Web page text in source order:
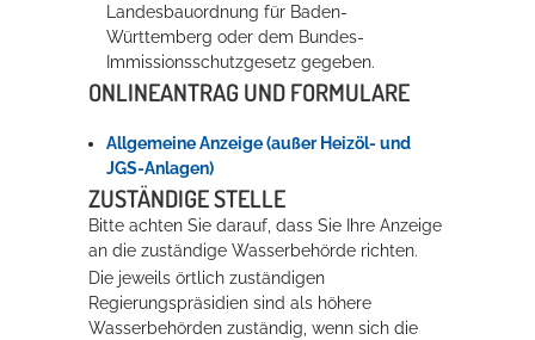
Landesbauordnung für Baden-
Württemberg oder dem Bundes-
Immissionsschutzgesetz gegeben.
ONLINEANTRAG UND FORMULARE
Allgemeine Anzeige (außer Heizöl- und
JGS-Anlagen)
ZUSTÄNDIGE STELLE
Bitte achten Sie darauf, dass Sie Ihre Anzeige
an die zuständige Wasserbehörde richten.
Die jeweils örtlich zuständigen
Regierungspräsidien sind als höhere
Wasserbehörden zuständig, wenn sich die